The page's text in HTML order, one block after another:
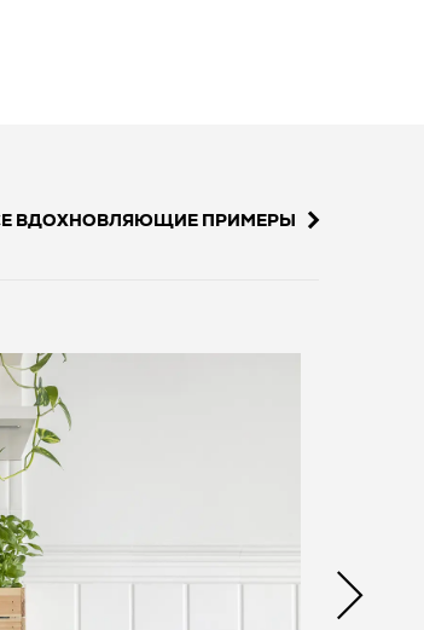
ВДОХНОВЛЯЮЩИЕ ПРИМЕРЫ